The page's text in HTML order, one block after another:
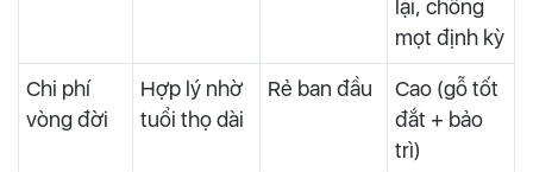
lại, chống
mọt định kỳ
Chi phí
vòng đời
Hợp lý nhờ
tuổi thọ dài
Rẻ ban đầu
Cao (gỗ tốt
đắt + bảo
trì)